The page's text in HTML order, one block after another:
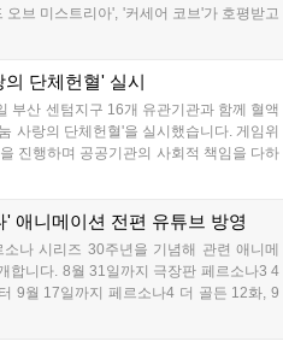
오브 미스트리아', '커세어 코브'가 호평받고
블 투혼'은 태그 시스템에 대한 호불호가
이트 '라스트 라이츠'와 함께 95% 할인 중
단체헌혈' 실시
부산 센텀지구 16개 유관기관과 함께 혈액
사랑의 단체헌혈'을 실시했습니다. 게임위
진행하며 공공기관의 사회적 책임을 다하
진흥위원회 등 14개 기관 임직원이 동참
직원에게 감사의 뜻을 전하며 헌혈 문화
애니메이션 전편 유튜브 방영
나 시리즈 30주년을 기념해 관련 애니메
합니다. 8월 31일까지 극장판 페르소나3 4
9월 17일까지 페르소나4 더 골든 12화, 9
르소나5 시리즈가 순차 공개됩니다. 또한